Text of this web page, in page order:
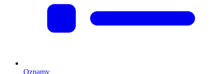
Oznamy